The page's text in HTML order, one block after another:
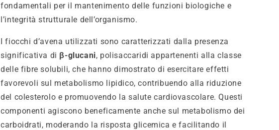
fondamentali per il mantenimento delle funzioni biologiche e
l’integrità strutturale dell’organismo.
I fiocchi d’avena utilizzati sono caratterizzati dalla presenza
significativa di β-glucani, polisaccaridi appartenenti alla classe
delle fibre solubili, che hanno dimostrato di esercitare effetti
favorevoli sul metabolismo lipidico, contribuendo alla riduzione
del colesterolo e promuovendo la salute cardiovascolare. Questi
componenti agiscono beneficamente anche sul metabolismo dei
carboidrati, moderando la risposta glicemica e facilitando il